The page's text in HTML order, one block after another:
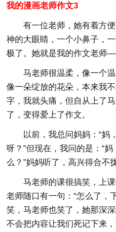
我的漫画老师作文3
有一位老师，她有着方
神的大眼睛，一个小鼻子，
极了。她就是我的作文老师
马老师很温柔，像一个
像一朵绽放的花朵，本来我
字，我就头痛，但自从上了
了，变得爱上了作文。
以前，我总问妈妈：“妈
呀？”但现在，我问的是：“
么？”妈妈听了，高兴得合不
马老师的课很搞笑，上
老师随口有一句：“怎么了，
笑，马老师也笑了，她那深
不会把内容让我们死记下来